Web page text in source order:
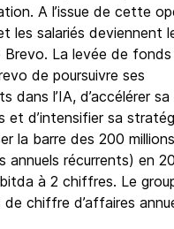
A l’issue de cette
les salariés deviennent
Brevo. La levée de fonds
de poursuivre ses
dans l’IA, d’accélérer
et d’intensifier sa
la barre des 200 millions
annuels récurrents) en
à 2 chiffres. Le
de chiffre d’affaires